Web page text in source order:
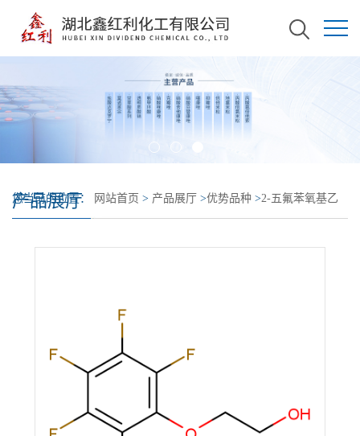
产品展厅
您当前的位置： 网站首页 > 产品展厅 >优势品种 >2-五氟苯氧基乙